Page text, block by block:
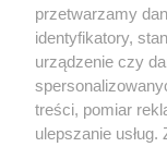
przetwarzamy
identyfikatory,
urządzenie czy
treści, pomiar
ulepszanie